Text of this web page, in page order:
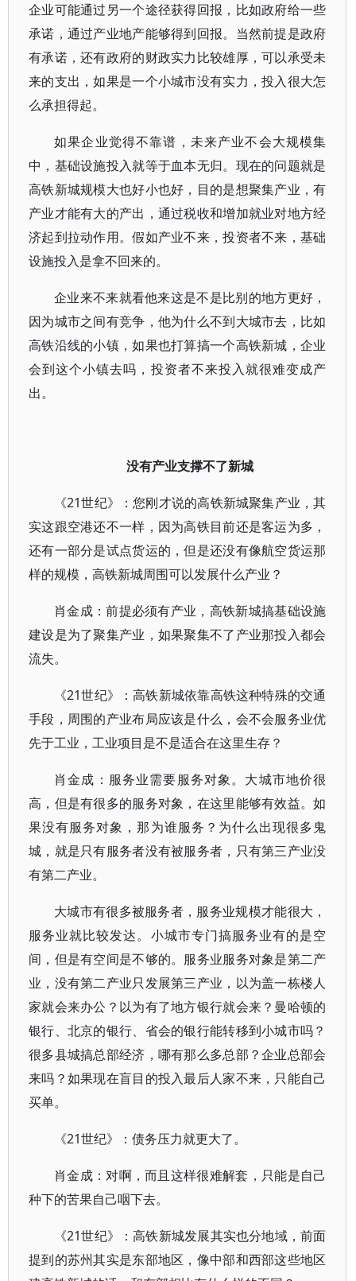
企业可能通过另一个途径获得回报，比如政府给一些
承诺，通过产业地产能够得到回报。当然前提是政府
有承诺，还有政府的财政实力比较雄厚，可以承受未
来的支出，如果是一个小城市没有实力，投入很大怎
么承担得起。
如果企业觉得不靠谱，未来产业不会大规模集
中，基础设施投入就等于血本无归。现在的问题就是
高铁新城规模大也好小也好，目的是想聚集产业，有
产业才能有大的产出，通过税收和增加就业对地方经
济起到拉动作用。假如产业不来，投资者不来，基础
设施投入是拿不回来的。
企业来不来就看他来这是不是比别的地方更好，
因为城市之间有竞争，他为什么不到大城市去，比如
高铁沿线的小镇，如果也打算搞一个高铁新城，企业
会到这个小镇去吗，投资者不来投入就很难变成产
出。
没有产业支撑不了新城
《21世纪》：您刚才说的高铁新城聚集产业，其
实这跟空港还不一样，因为高铁目前还是客运为多，
还有一部分是试点货运的，但是还没有像航空货运那
样的规模，高铁新城周围可以发展什么产业？
肖金成：前提必须有产业，高铁新城搞基础设施
建设是为了聚集产业，如果聚集不了产业那投入都会
流失。
《21世纪》：高铁新城依靠高铁这种特殊的交通
手段，周围的产业布局应该是什么，会不会服务业优
先于工业，工业项目是不是适合在这里生存？
肖金成：服务业需要服务对象。大城市地价很
高，但是有很多的服务对象，在这里能够有效益。如
果没有服务对象，那为谁服务？为什么出现很多鬼
城，就是只有服务者没有被服务者，只有第三产业没
有第二产业。
大城市有很多被服务者，服务业规模才能很大，
服务业就比较发达。小城市专门搞服务业有的是空
间，但是有空间是不够的。服务业服务对象是第二产
业，没有第二产业只发展第三产业，以为盖一栋楼人
家就会来办公？以为有了地方银行就会来？曼哈顿的
银行、北京的银行、省会的银行能转移到小城市吗？
很多县城搞总部经济，哪有那么多总部？企业总部会
来吗？如果现在盲目的投入最后人家不来，只能自己
买单。
《21世纪》：债务压力就更大了。
肖金成：对啊，而且这样很难解套，只能是自己
种下的苦果自己咽下去。
《21世纪》：高铁新城发展其实也分地域，前面
提到的苏州其实是东部地区，像中部和西部这些地区